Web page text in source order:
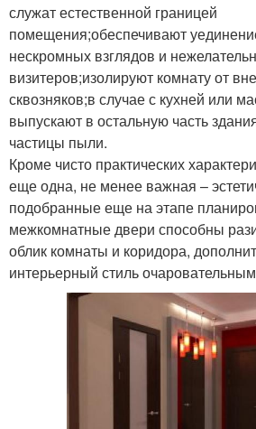
служат естественной границей
помещения;обеспечивают
нескромных взглядов и
визитеров;изолируют комнату от
сквозняков;в случае с кухней или
выпускают в остальную часть
частицы пыли.
Кроме чисто практических
еще одна, не менее важная –
подобранные еще на этапе
межкомнатные двери способны
облик комнаты и коридора,
интерьерный стиль